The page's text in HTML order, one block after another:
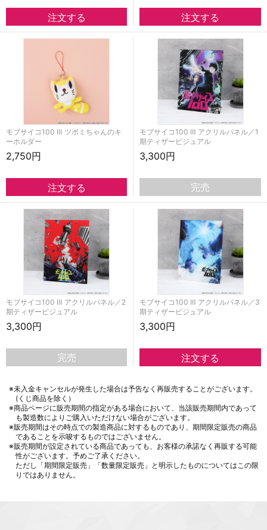
モブサイコ100 Ⅲ ツボミちゃんのキ
ーホルダー
2,750円
モブサイコ100 Ⅲ アクリルパネル／1
期ティザービジュアル
3,300円
完売
モブサイコ100 Ⅲ アクリルパネル／2
期ティザービジュアル
3,300円
完売
モブサイコ100 Ⅲ アクリルパネル／3
期ティザービジュアル
3,300円
※未入金キャンセルが発生した場合は予告なく再販売することがございます。
(くじ商品を除く）
※商品ページに販売期間の指定がある場合において、当該販売期間内であって
も製造数によりご購入いただけない場合がございます。
※販売期間はその時点での製造商品に対するものであり、期間限定販売の商品
であることを示唆するものではございません。
※販売期間が設定されている商品であっても、お客様の承諾なく再販する可能
性がございます。予めご了承ください。
ただし「期間限定販売」「数量限定販売」と明示したものについてはこの限
りではありません。